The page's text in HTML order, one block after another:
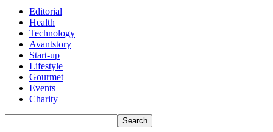
Editorial
Health
Technology
Avantstory
Start-up
Lifestyle
Gourmet
Events
Charity
Search